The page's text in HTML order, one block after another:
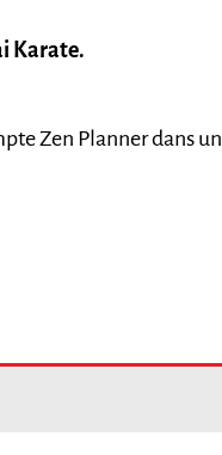
Karate.
Zen Planner dans un